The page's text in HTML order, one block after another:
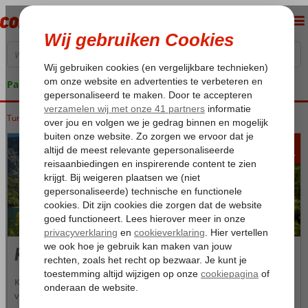
Pakketgarantie
Home
Turkije Turkse Riviera Side Kizilagac
va 565 p.p.
Kizilagac
Kizilagaç is een plaatsje aan de Turkse zuidkust en ligt ten oosten
van Manavgat en Side. Geniet hier van een zorgeloos verblijf.